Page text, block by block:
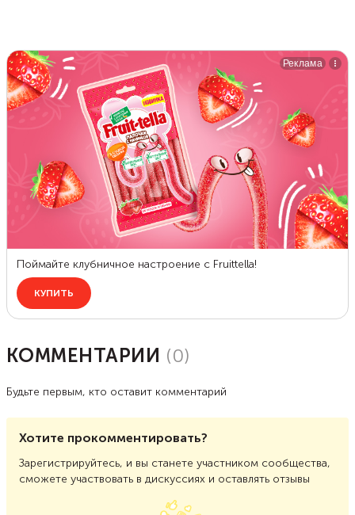
КОММЕНТАРИИ (0)
Будьте первым, кто оставит комментарий
Хотите прокомментировать?
Зарегистрируйтесь, и вы станете участником сообщества,
сможете участвовать в дискуссиях и оставлять отзывы